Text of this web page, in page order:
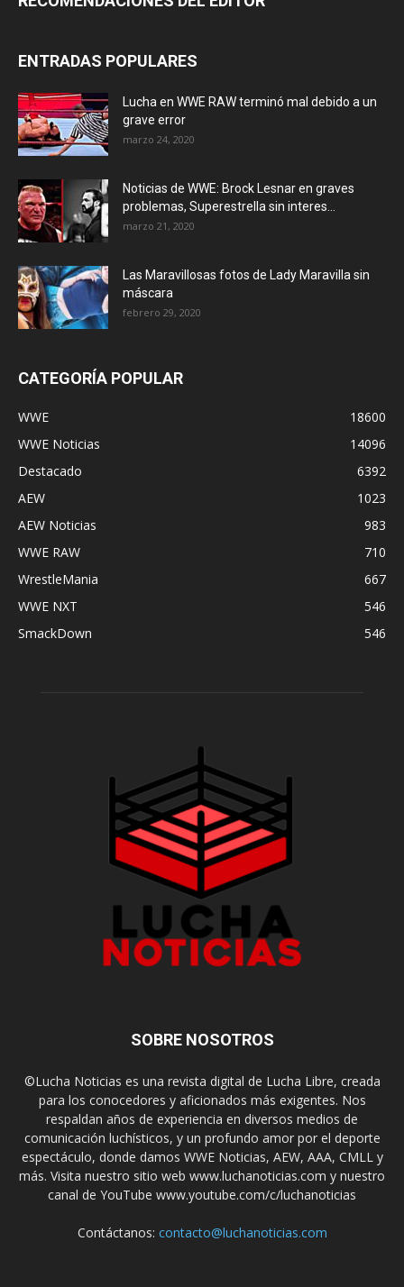
ENTRADAS POPULARES
Lucha en WWE RAW terminó mal debido a un
grave error
marzo 24, 2020
Noticias de WWE: Brock Lesnar en graves
problemas, Superestrella sin interes...
marzo 21, 2020
Las Maravillosas fotos de Lady Maravilla sin
máscara
febrero 29, 2020
CATEGORÍA POPULAR
WWE
18600
WWE Noticias
14096
Destacado
6392
AEW
1023
AEW Noticias
983
WWE RAW
710
WrestleMania
667
WWE NXT
546
SmackDown
546
SOBRE NOSOTROS
©Lucha Noticias es una revista digital de Lucha Libre, creada
para los conocedores y aficionados más exigentes. Nos
respaldan años de experiencia en diversos medios de
comunicación luchísticos, y un profundo amor por el deporte
espectáculo, donde damos WWE Noticias, AEW, AAA, CMLL y
más. Visita nuestro sitio web www.luchanoticias.com y nuestro
canal de YouTube www.youtube.com/c/luchanoticias
Contáctanos: contacto@luchanoticias.com